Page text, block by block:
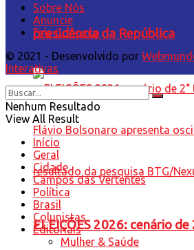
presidência da República
ELEIÇÕES 2026: cenário
Sobre Nós
Anuncie
Fale Conosco
© 2021 - Desenvolvido por
Interativas
Nenhum Resultado
View All Result
Início
Geral
Cidade
Campos das Vertentes
Política
Brasil
Colunistas
Editoriais
Mulher & Saúde